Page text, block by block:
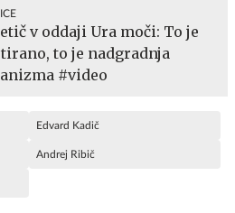
v oddaji Ura moči: To je
to je nadgradnja
#video
Edvard Kadič
Andrej Ribič